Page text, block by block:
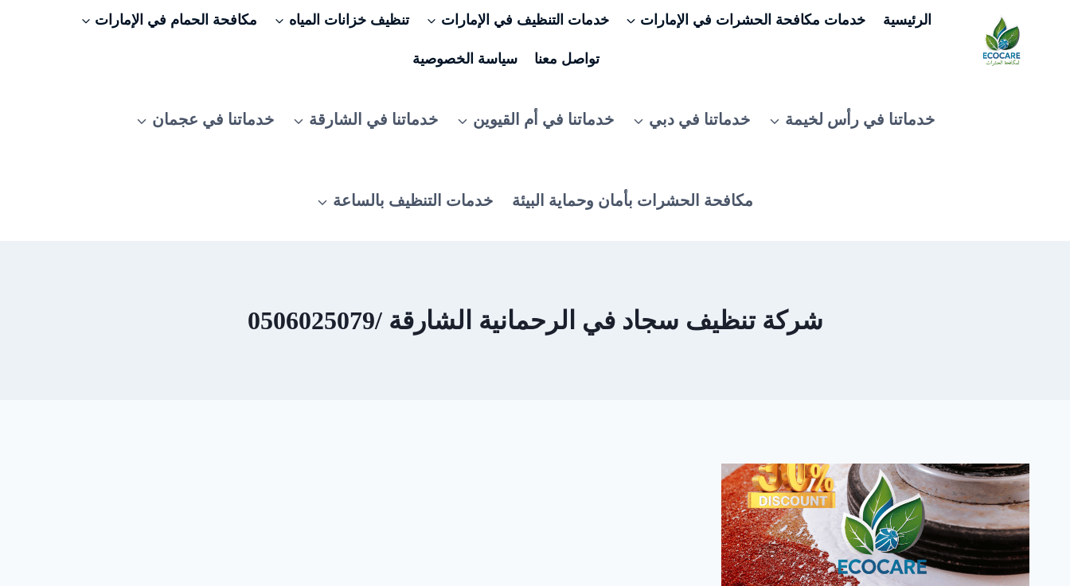
المحتوى
الرئيسية خدمات مكافحة الحشرات في الإمارات خدمات التنظيف في الإمارات تنظيف خزانات المياه مكافحة الحمام في الإمارات
تواصل معنا سياسة الخصوصية
خدماتنا في رأس لخيمة خدماتنا في دبي خدماتنا في أم القيوين خدماتنا في الشارقة خدماتنا في عجمان
مكافحة الحشرات بأمان وحماية البيئة خدمات التنظيف بالساعة
شركة تنظيف سجاد في الرحمانية الشارقة /0506025079